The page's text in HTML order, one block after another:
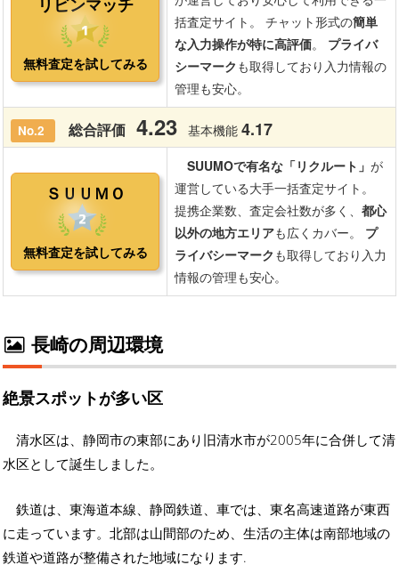
長崎の周辺環境
絶景スポットが多い区
清水区は、静岡市の東部にあり旧清水市が2005年に合併して清
水区として誕生しました。
鉄道は、東海道本線、静岡鉄道、車では、東名高速道路が東西
に走っています。北部は山間部のため、生活の主体は南部地域の
鉄道や道路が整備された地域になります.